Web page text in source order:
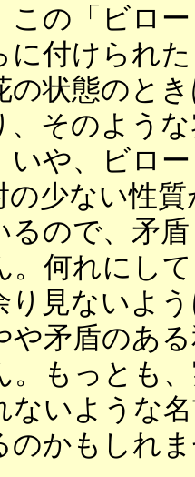
この「ビロ
に付けられ
の状態のと
、そのよう
いや、ビロ
の少ない性
るので、矛
。何れにし
り見ないよ
や矛盾のあ
。もっとも
ないような
のかもしれ